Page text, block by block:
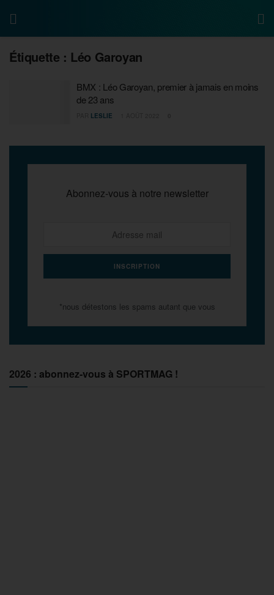
Étiquette : Léo Garoyan
BMX : Léo Garoyan, premier à jamais en moins
de 23 ans
LESLIE
Abonnez-vous à notre newsletter
*nous détestons les spams autant que vous
2026 : abonnez-vous à SPORTMAG !